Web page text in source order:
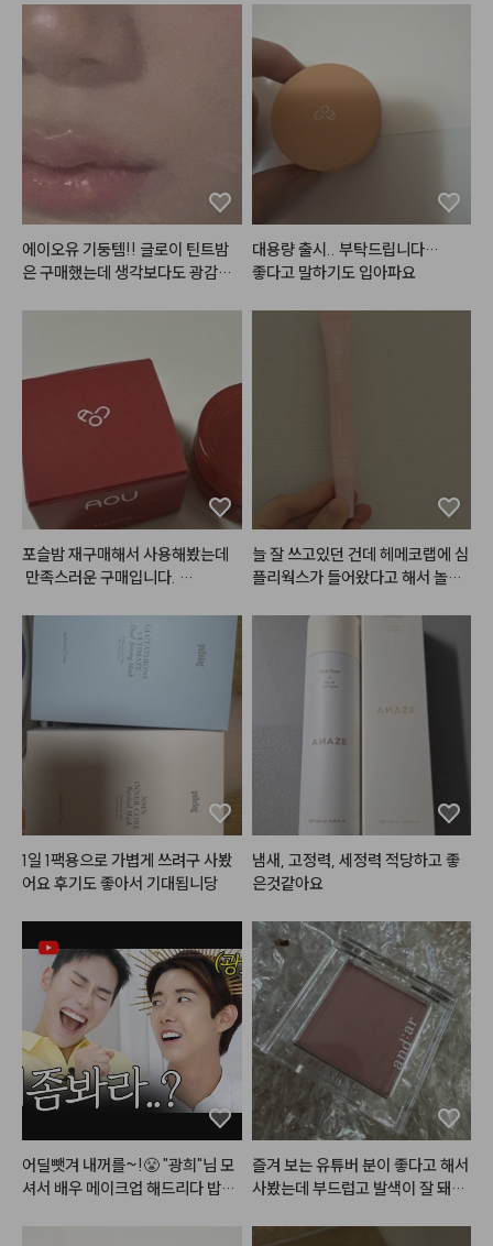
에이오유 기둥템!! 글로이 틴트밤
은 구매했는데 생각보다도 광감이
대용량 출시.. 부탁드립니다…
좋다고 말하기도 입아파요
포슬밤 재구매해서 사용해봤는데
만족스러운 구매입니다.
더 좋은 것 같아요.
입술에 사용하면 지속력이 좀 떨어
지는 경향이 있어서 입술보다는 치
크나 섞어서 많이 사용하고 있어요.
립에도 베이스 립으로 깔아주고 글
로스나 다른 틴트 얹으면 지속력 꽤
나쁘지 않습니다.
예전 샀을 때는 색상이 많이 없었는
데 최근 보니 색상도 다양해지고 라
인업도 다양해져서 소장 욕구 더 드
는 것 같아요.
예전보다 판매처도 다양해지고 살
좋은 것 같습니다.
구매 망설이는 분들 있으면 추천드
려요!!
늘 잘 쓰고있던 건데 헤메코랩에 심
플리웍스가 들어왔다고 해서 놀랐
는 3번이 가장 잘 쓰일 것 같아서 하
나 더 구매했습니다. 포인트도 쓸겸
해서요ㅎㅎ 쉽게 설명하면 1번은 각
질을 없애주고 2번은 수분을 채워
주고 3번은 영양을 넣어줘요. 3번
은 밤에 바르면 아침까지도 쫀득하
게 입술에 남아있고 각질도 적당히
잘 불려주는 편입니다. 아침에 바
르면 그 어떤 글로우립보다 반짝거
리기는 하지만.. 좀만 많이 발랐다
싶으면 흘러내리고.. 제형이 안 맞
으면 아래 발라둔 립베이스부터 립
ㅋㅋ.. 게다가 심플리웍스가 늘 아
쉬운 점은 가격이.. ㅎㅎㅜㅜ 가격
이 비싸요.. 할인 좀 팍팍 부탁드릴
게요ㅠㅠ
1일 1팩용으로 가볍게 쓰려구 사봤
어요 후기도 좋아서 기대됩니당
냄새, 고정력, 세정력 적당하고 좋
은것같아요
어딜뺏겨 내꺼를~!😤 "광희"님 모
셔서 배우 메이크업 해드리다 밥그
즐겨 보는 유튜버 분이 좋다고 해서
사봤는데 부드럽고 발색이 잘 돼서